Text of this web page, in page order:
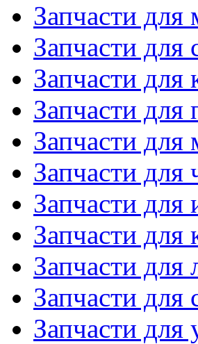
Запчасти для
Запчасти
Запчасти
Запчасти для
Запчасти для
Запчасти для
Запчасти для
Запчасти для
Запчасти для
Запчасти
Запчасти для